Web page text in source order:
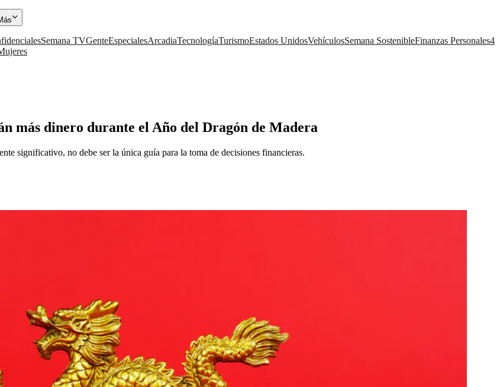
Semana TVGenteEspecialesArcadiaTecnologíaTurismoEstados UnidosVehículosSemana SostenibleFinanzas Personales4
más dinero durante el Año del Dragón de Madera
significativo, no debe ser la única guía para la toma de decisiones financieras.